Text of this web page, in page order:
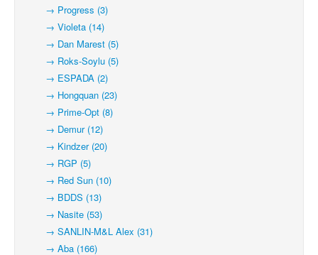
→ Progress (3)
→ Violeta (14)
→ Dan Marest (5)
→ Roks-Soylu (5)
→ ESPADA (2)
→ Hongquan (23)
→ Prime-Opt (8)
→ Demur (12)
→ Kindzer (20)
→ RGP (5)
→ Red Sun (10)
→ BDDS (13)
→ Nasite (53)
→ SANLIN-M&L Alex (31)
→ Aba (166)